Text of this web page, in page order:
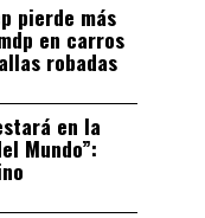
pierde más
en carros
robadas
en la
Mundo”: